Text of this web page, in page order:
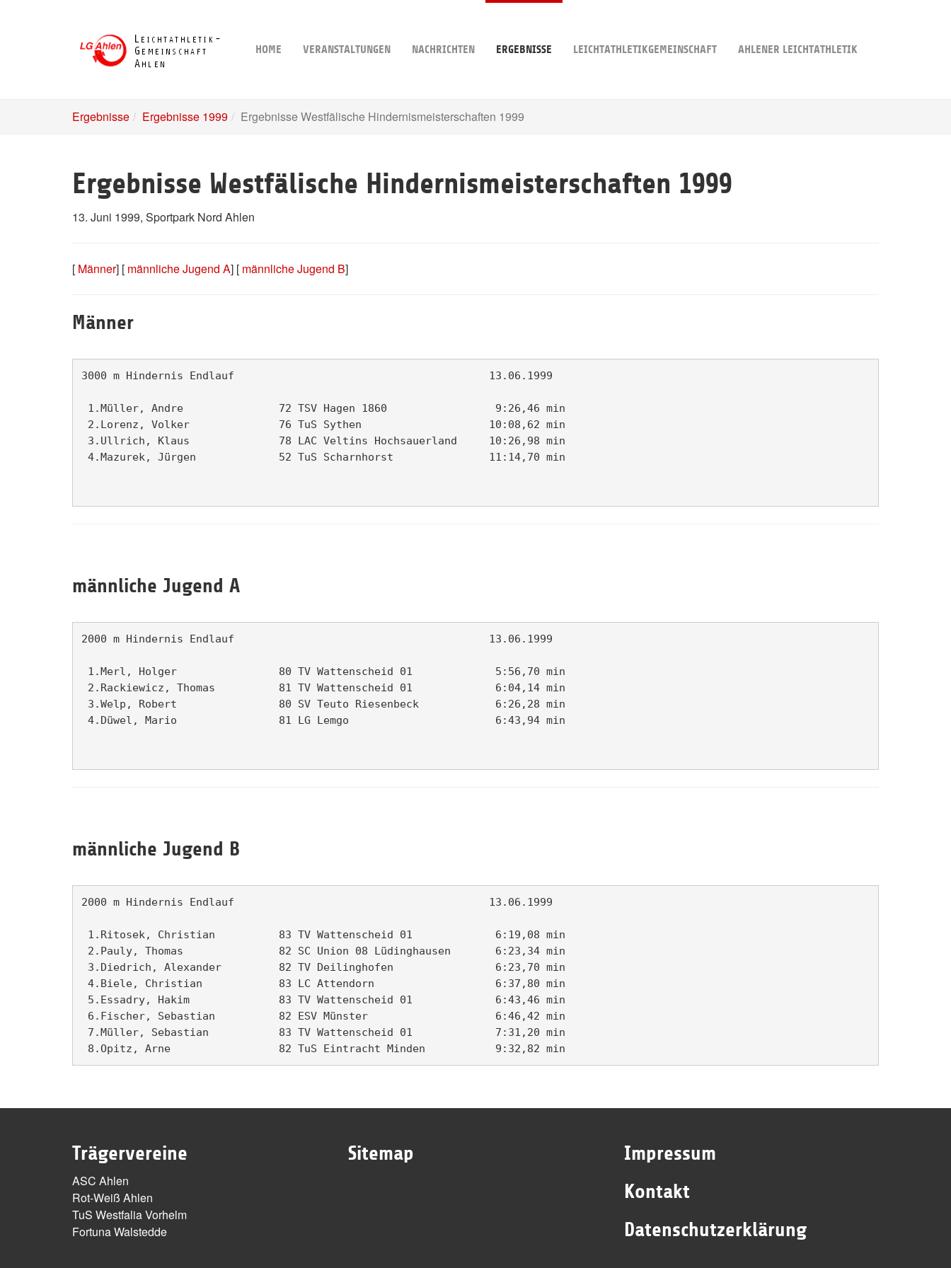
HOME VERANSTALTUNGEN NACHRICHTEN ERGEBNISSE LEICHTATHLETIKGEMEINSCHAFT AHLENER LEICHTATHLETIK
Ergebnisse Ergebnisse 1999 Ergebnisse Westfälische Hindernismeisterschaften 1999
Ergebnisse Westfälische Hindernismeisterschaften 1999
13. Juni 1999, Sportpark Nord Ahlen
[ Männer] [ männliche Jugend A] [ männliche Jugend B]
Männer
3000 m Hindernis Endlauf                                        13.06.1999
1.Müller, Andre               72 TSV Hagen 1860                 9:26,46 min
2.Lorenz, Volker              76 TuS Sythen                    10:08,62 min
3.Ullrich, Klaus              78 LAC Veltins Hochsauerland     10:26,98 min
4.Mazurek, Jürgen             52 TuS Scharnhorst               11:14,70 min
männliche Jugend A
2000 m Hindernis Endlauf                                        13.06.1999
1.Merl, Holger                80 TV Wattenscheid 01             5:56,70 min
2.Rackiewicz, Thomas          81 TV Wattenscheid 01             6:04,14 min
3.Welp, Robert                80 SV Teuto Riesenbeck            6:26,28 min
4.Düwel, Mario                81 LG Lemgo                       6:43,94 min
männliche Jugend B
2000 m Hindernis Endlauf                                        13.06.1999
1.Ritosek, Christian          83 TV Wattenscheid 01             6:19,08 min
2.Pauly, Thomas               82 SC Union 08 Lüdinghausen       6:23,34 min
3.Diedrich, Alexander         82 TV Deilinghofen                6:23,70 min
4.Biele, Christian            83 LC Attendorn                   6:37,80 min
5.Essadry, Hakim              83 TV Wattenscheid 01             6:43,46 min
6.Fischer, Sebastian          82 ESV Münster                    6:46,42 min
7.Müller, Sebastian           83 TV Wattenscheid 01             7:31,20 min
Trägervereine
ASC Ahlen
Rot-Weiß Ahlen
TuS Westfalia Vorhelm
Fortuna Walstedde
Sitemap
Impressum
Kontakt
Datenschutzerklärung